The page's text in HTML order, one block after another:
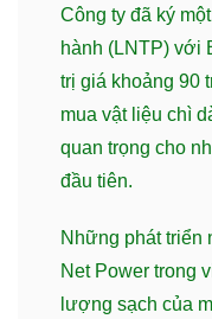
Công ty đã ký
hành (LNTP) với
trị giá khoảng 90
mua vật liệu chì
quan trọng cho
đầu tiên.
Những phát triển
Net Power trong
lượng sạch của